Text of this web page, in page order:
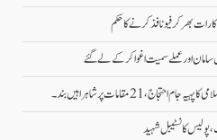
بھر کرفیو نافذ کرنے کا حکم
سامان اور عملے سمیت اغوا کر کے لے گئے
21 مقامات پر شاہراہیں بند۔
کانسٹیبل شہید